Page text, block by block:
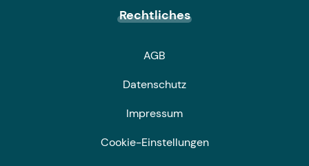
Rechtliches
AGB
Datenschutz
Impressum
Cookie-Einstellungen